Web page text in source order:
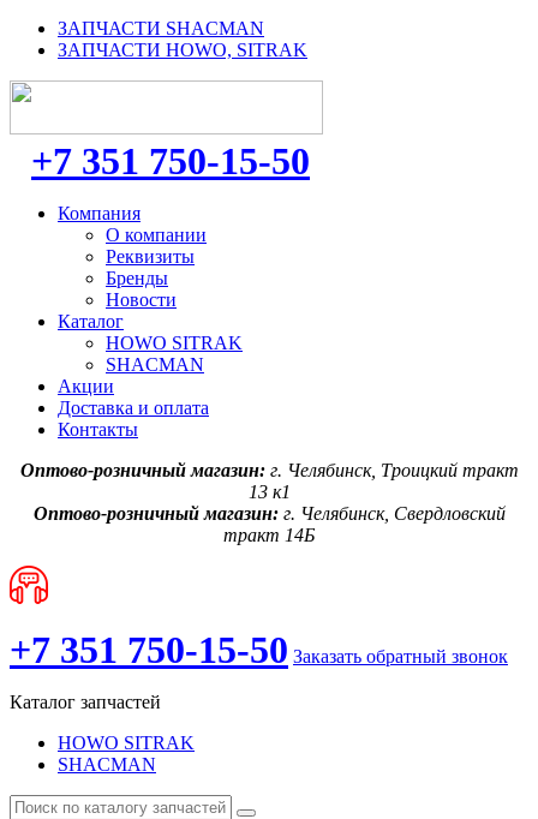
ЗАПЧАСТИ SHACMAN
ЗАПЧАСТИ HOWO, SITRAK
+7 351 750-15-50
Компания
О компании
Реквизиты
Бренды
Новости
Каталог
HOWO SITRAK
SHACMAN
Акции
Доставка и оплата
Контакты
Оптово-розничный магазин: г. Челябинск, Троицкий тракт
13 к1
Оптово-розничный магазин:г. Челябинск, Свердловский
тракт 14Б
+7 351 750-15-50 Заказать обратный звонок
Каталог запчастей
HOWO SITRAK
SHACMAN